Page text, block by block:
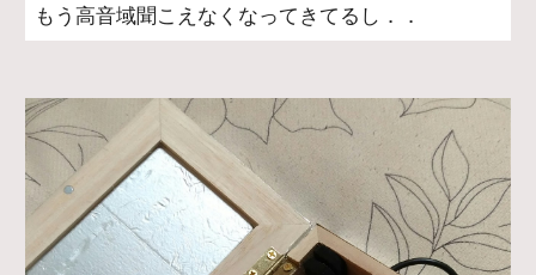
もう高音域聞こえなくなってきてるし．．